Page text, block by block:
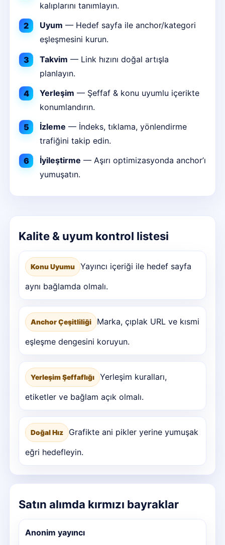
kalıplarını tanımlayın.
Uyum — Hedef sayfa ile anchor/kategori
eşleşmesini kurun.
Takvim — Link hızını doğal artışla
planlayın.
Yerleşim — Şeffaf & konu uyumlu içerikte
konumlandırın.
İzleme — İndeks, tıklama, yönlendirme
trafiğini takip edin.
İyileştirme — Aşırı optimizasyonda anchor’ı
yumuşatın.
Kalite & uyum kontrol listesi
Konu Uyumu
Yayıncı içeriği ile hedef sayfa
aynı bağlamda olmalı.
Anchor Çeşitliliği
Marka, çıplak URL ve kısmi
eşleşme dengesini koruyun.
Yerleşim Şeffaflığı
Yerleşim kuralları,
etiketler ve bağlam açık olmalı.
Doğal Hız
Grafikte ani pikler yerine yumuşak
eğri hedefleyin.
Satın alımda kırmızı bayraklar
Anonim yayıncı